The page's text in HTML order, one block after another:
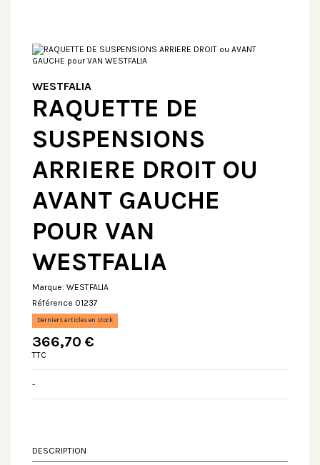
WESTFALIA
RAQUETTE DE
SUSPENSIONS
ARRIERE DROIT OU
AVANT GAUCHE
POUR VAN
WESTFALIA
Marque: WESTFALIA
Référence 01237
Derniers articles en stock
366,70 €
TTC
-
DESCRIPTION